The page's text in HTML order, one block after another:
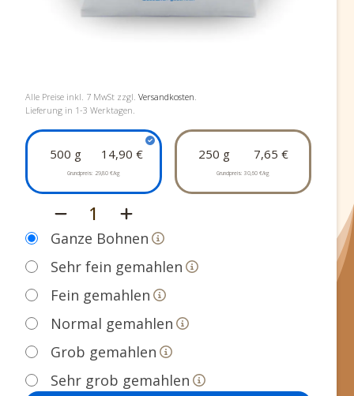
Alle Preise inkl. 7 MwSt zzgl. Versandkosten.
Lieferung in 1-3 Werktagen.
500 g 14,90 €
Grundpreis: 29,80 €/kg
1
250 g 7,65 €
Grundpreis: 30,60 €/kg
Ganze Bohnen
Sehr fein gemahlen
Fein gemahlen
Normal gemahlen
Grob gemahlen
Sehr grob gemahlen